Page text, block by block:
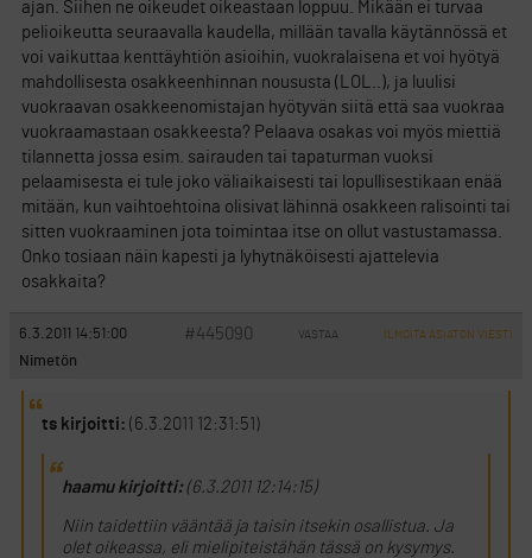
ajan. Siihen ne oikeudet oikeastaan loppuu. Mikään ei turvaa
pelioikeutta seuraavalla kaudella, millään tavalla käytännössä et
voi vaikuttaa kenttäyhtiön asioihin, vuokralaisena et voi hyötyä
mahdollisesta osakkeenhinnan noususta (LOL..), ja luulisi
vuokraavan osakkeenomistajan hyötyvän siitä että saa vuokraa
vuokraamastaan osakkeesta? Pelaava osakas voi myös miettiä
tilannetta jossa esim. sairauden tai tapaturman vuoksi
pelaamisesta ei tule joko väliaikaisesti tai lopullisestikaan enää
mitään, kun vaihtoehtoina olisivat lähinnä osakkeen ralisointi tai
sitten vuokraaminen jota toimintaa itse on ollut vastustamassa.
Onko tosiaan näin kapesti ja lyhytnäköisesti ajattelevia
osakkaita?
6.3.2011 14:51:00 #445090 VASTAA ILMOITA ASIATON VIESTI
Nimetön
ts kirjoitti: (6.3.2011 12:31:51)
haamu kirjoitti:(6.3.2011 12:14:15)
Niin taidettiin vääntää ja taisin itsekin osallistua. Ja
olet oikeassa, eli mielipiteistähän tässä on kysymys.